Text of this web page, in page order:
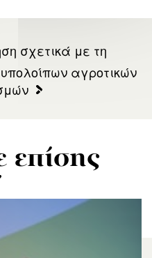
σχετικά με τη
αγροτικών
επίσης